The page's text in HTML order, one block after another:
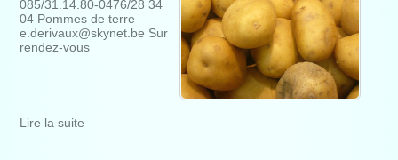
085/31.14.80-0476/28 34
04 Pommes de terre
e.derivaux@skynet.be Sur
rendez-vous
Lire la suite